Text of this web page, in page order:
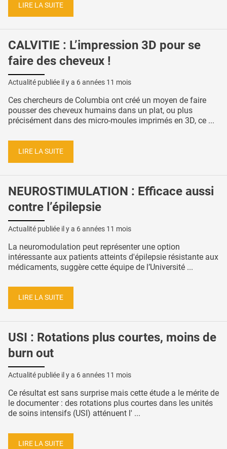
LIRE LA SUITE
CALVITIE : L’impression 3D pour se
faire des cheveux !
Actualité publiée il y a 6 années 11 mois
Ces chercheurs de Columbia ont créé un moyen de faire
pousser des cheveux humains dans un plat, ou plus
précisément dans des micro-moules imprimés en 3D, ce ...
LIRE LA SUITE
NEUROSTIMULATION : Efficace aussi
contre l’épilepsie
Actualité publiée il y a 6 années 11 mois
La neuromodulation peut représenter une option
intéressante aux patients atteints d'épilepsie résistante aux
médicaments, suggère cette équipe de l’Université ...
LIRE LA SUITE
USI : Rotations plus courtes, moins de
burn out
Actualité publiée il y a 6 années 11 mois
Ce résultat est sans surprise mais cette étude a le mérite de
le documenter : des rotations plus courtes dans les unités
de soins intensifs (USI) atténuent l' ...
LIRE LA SUITE